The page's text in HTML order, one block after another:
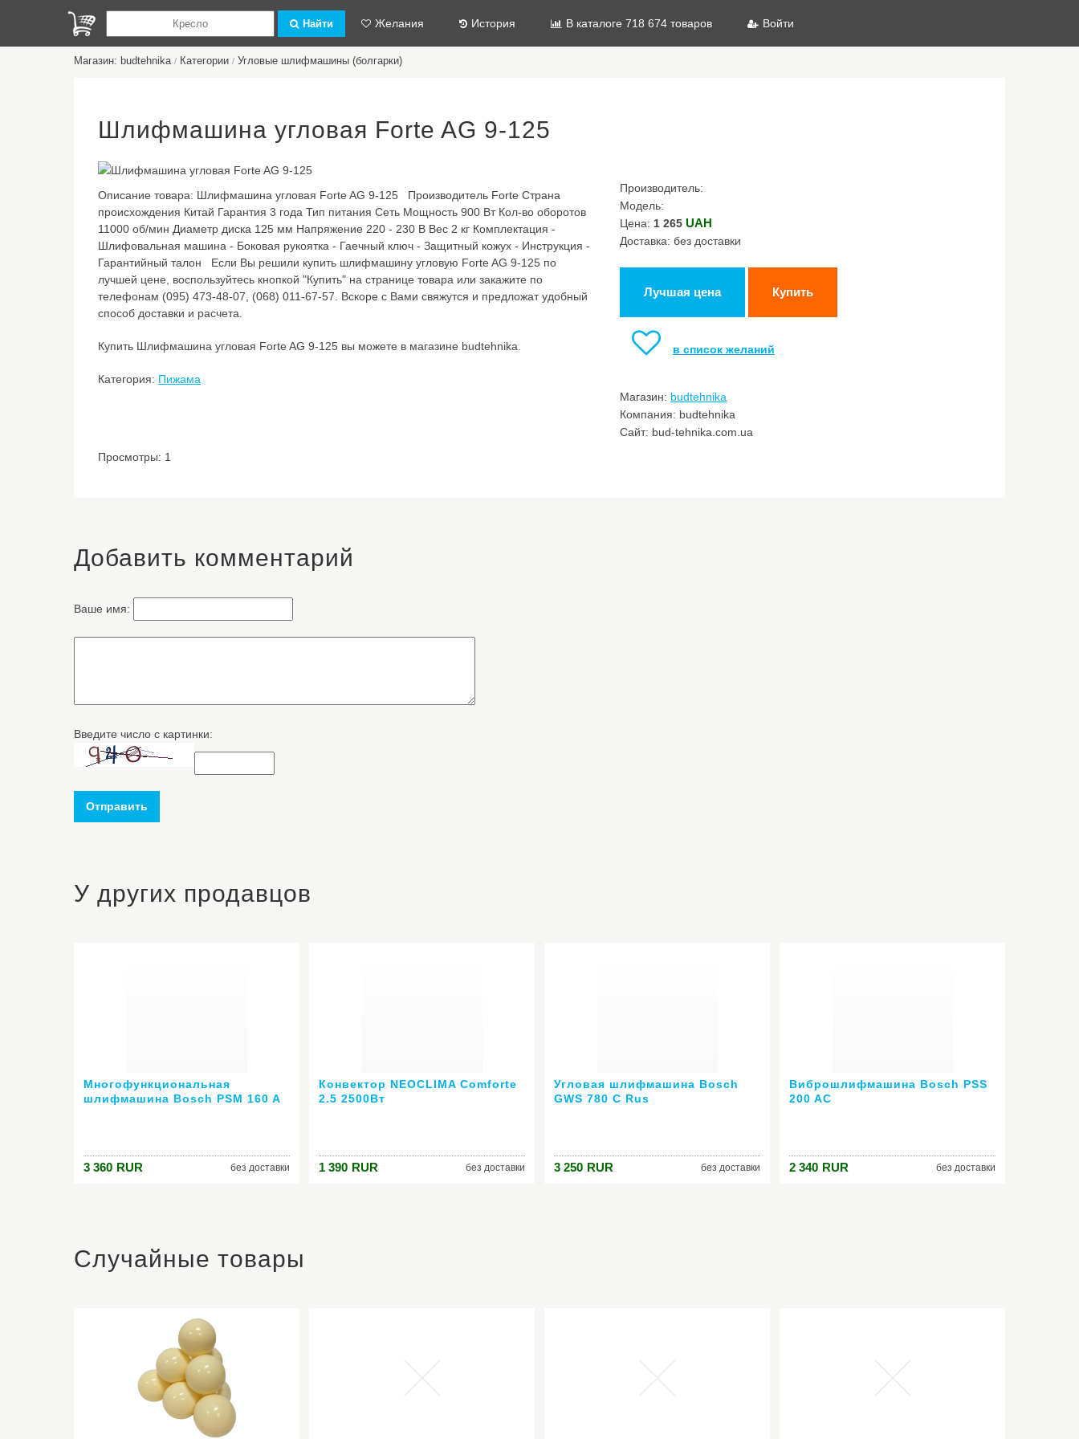
Найти Желания История В каталоге 718 674 товаров Войти
Магазин: budtehnika / Категории / Угловые шлифмашины (болгарки)
Шлифмашина угловая Forte AG 9-125
Описание товара: Шлифмашина угловая Forte AG 9-125 Производитель Forte Страна
происхождения Китай Гарантия 3 года Тип питания Сеть Мощность 900 Вт Кол-во оборотов
11000 об/мин Диаметр диска 125 мм Напряжение 220 - 230 В Вес 2 кг Комплектация -
Шлифовальная машина - Боковая рукоятка - Гаечный ключ - Защитный кожух - Инструкция -
Гарантийный талон Если Вы решили купить шлифмашину угловую Forte AG 9-125 по
лучшей цене, воспользуйтесь кнопкой "Купить" на странице товара или закажите по
телефонам (095) 473-48-07, (068) 011-67-57. Вскоре с Вами свяжутся и предложат удобный
способ доставки и расчета.
Купить Шлифмашина угловая Forte AG 9-125 вы можете в магазине budtehnika.
Категория: Пижама
Производитель:
Модель:
Цена: 1 265 UAH
Доставка: без доставки
Лучшая цена Купить
в список желаний
Магазин: budtehnika
Компания: budtehnika
Сайт: bud-tehnika.com.ua
Просмотры: 1
Добавить комментарий
Ваше имя:
Введите число с картинки:
Отправить
У других продавцов
Многофункциональная
шлифмашина Bosch PSM 160 A
3 360 RUR без доставки
Конвектор NEOCLIMA Comforte
2.5 2500Вт
1 390 RUR без доставки
Угловая шлифмашина Bosch
GWS 780 C Rus
3 250 RUR без доставки
Виброшлифмашина Bosch PSS
200 AC
2 340 RUR без доставки
Случайные товары